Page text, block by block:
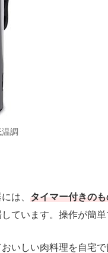
調
は、 タイマー付きの
ています。操作が簡
いしい肉料理を自宅